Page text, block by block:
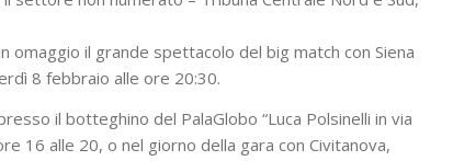
omaggio il grande spettacolo del big match con Siena
8 febbraio alle ore 20:30.
il botteghino del PalaGlobo “Luca Polsinelli in via
16 alle 20, o nel giorno della gara con Civitanova,